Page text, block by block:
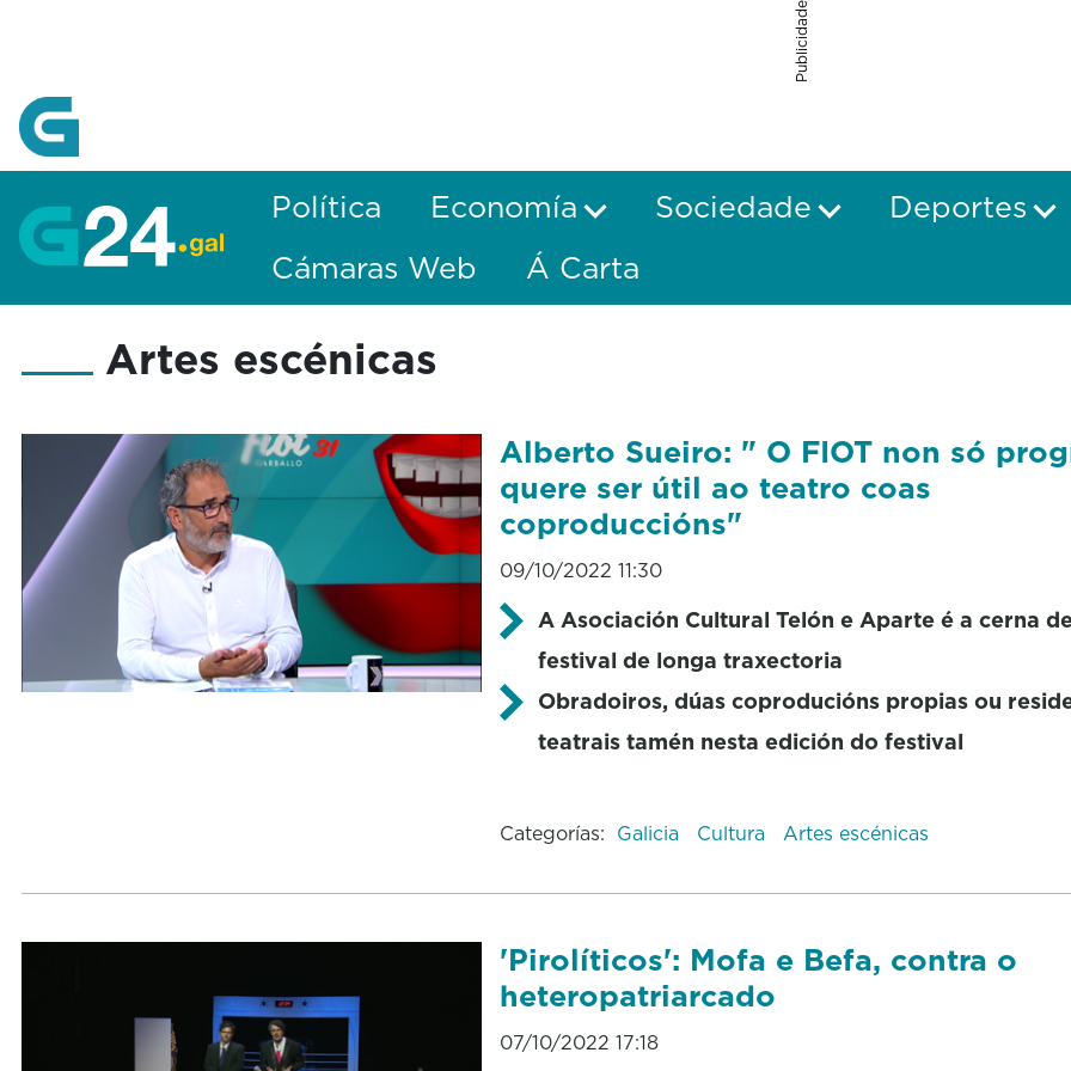
Publicidade
Política Economía Sociedade Deportes
Cámaras Web
Á Carta
Artes escénicas
Alberto Sueiro: " O FIOT non só
quere ser útil ao teatro coas
coproduccións"
09/10/2022 11:30
A Asociación Cultural Telón e Aparte é a cerna
festival de longa traxectoria
Obradoiros, dúas coproducións propias ou
teatrais tamén nesta edición do festival
Categorías: Galicia Cultura Artes escénicas
'Pirolíticos': Mofa e Befa, contra o
heteropatriarcado
07/10/2022 17:18